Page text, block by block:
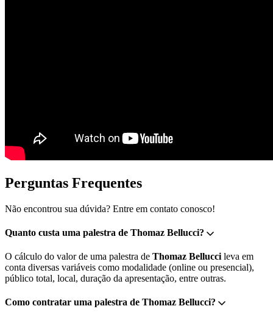
Perguntas Frequentes
Não encontrou sua dúvida? Entre em contato conosco!
Quanto custa uma palestra de Thomaz Bellucci?
O cálculo do valor de uma palestra de Thomaz Bellucci leva em
conta diversas variáveis como modalidade (online ou presencial),
público total, local, duração da apresentação, entre outras.
Como contratar uma palestra de Thomaz Bellucci?